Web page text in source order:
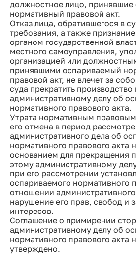
должностное лицо, принявшие
нормативный правовой акт.
Отказ лица, обратившегося в
требования, а также
органом государственной
местного самоуправления,
организацией или
принявшими оспариваемый
правовой акт, не влечет за
суда прекратить производство
административному делу об
нормативного правового акта.
Утрата нормативным
его отмена в период
административного дела об
нормативного правового акта
основанием для прекращения
этому административному
при его рассмотрении
оспариваемого нормативного
отношении
нарушение его прав, свобод и
интересов.
Соглашение о примирении
административному делу об
нормативного правового акта
утверждено.